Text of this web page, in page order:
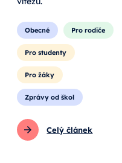
vítězů.
Obecné Pro rodiče
Pro studenty
Pro žáky
Zprávy od škol
Celý článek